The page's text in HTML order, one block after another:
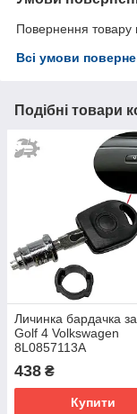
Повернення товару
Всі умови
Подібні товари
Личинка бардачка
Golf 4 Volkswagen
8L0857113A
438 ₴
Купити